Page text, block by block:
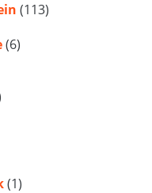
(113)
(6)
(1)